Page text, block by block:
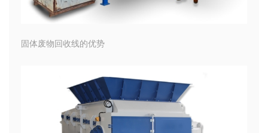
固体废物回收线的优势